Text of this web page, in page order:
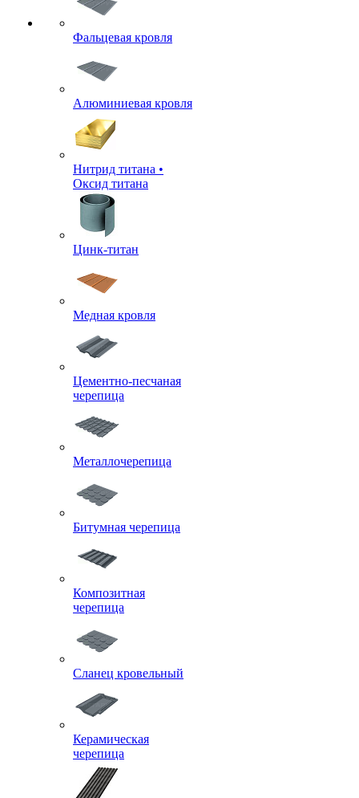
Фальцевая кровля
Алюминиевая кровля
Нитрид титана •
Оксид титана
Цинк-титан
Медная кровля
Цементно-песчаная
черепица
Металлочерепица
Битумная черепица
Композитная
черепица
Сланец кровельный
Керамическая
черепица